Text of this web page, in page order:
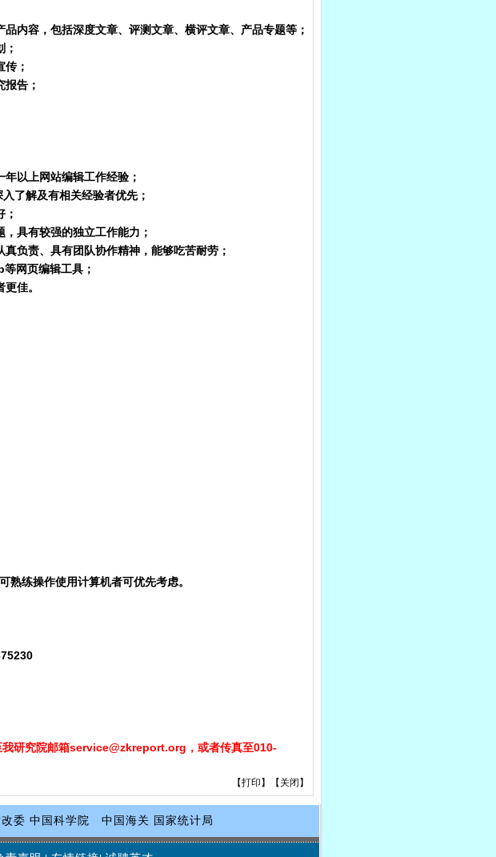
品内容，包括深度文章、评测文章、横评文章、产品专题等；
；
传；
报告；
年以上网站编辑工作经验；
了解及有相关经验者优先；
；
，具有较强的独立工作能力；
负责、具有团队协作精神，能够吃苦耐劳；
网页编辑工具；
佳。
熟练操作使用计算机者可优先考虑。
究院邮箱service@zkreport.org，或者传真至010-
【打印 】【 关闭 】
委 中国科学院 中国海关 国家统计局